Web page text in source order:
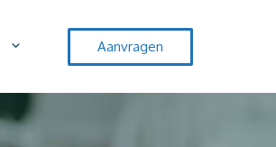
Aanvragen